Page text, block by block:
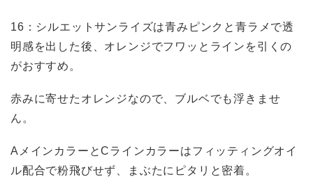
16：シルエットサンライズは青みピンクと青ラメで透
明感を出した後、オレンジでフワッとラインを引くの
がおすすめ。
赤みに寄せたオレンジなので、ブルベでも浮きませ
ん。
AメインカラーとCラインカラーはフィッティングオイ
ル配合で粉飛びせず、まぶたにピタリと密着。